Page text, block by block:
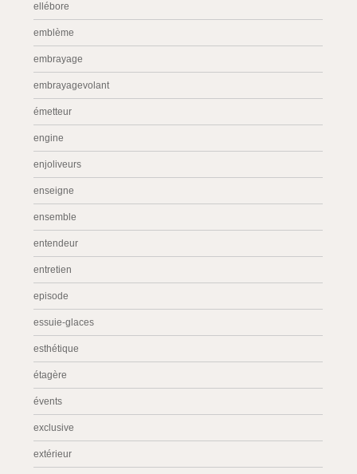
ellébore
emblème
embrayage
embrayagevolant
émetteur
engine
enjoliveurs
enseigne
ensemble
entendeur
entretien
episode
essuie-glaces
esthétique
étagère
évents
exclusive
extérieur